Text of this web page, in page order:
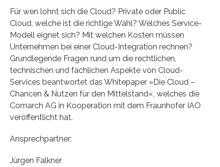
Für wen lohnt sich die Cloud? Private oder Public
Cloud, welche ist die richtige Wahl? Welches Service-
Modell eignet sich? Mit welchen Kosten müssen
Unternehmen bei einer Cloud-Integration rechnen?
Grundlegende Fragen rund um die rechtlichen,
technischen und fachlichen Aspekte von Cloud-
Services beantwortet das Whitepaper »Die Cloud –
Chancen & Nutzen für den Mittelstand«, welches die
Comarch AG in Kooperation mit dem Fraunhofer IAO
veröffentlicht hat.
Ansprechpartner:
Jürgen Falkner